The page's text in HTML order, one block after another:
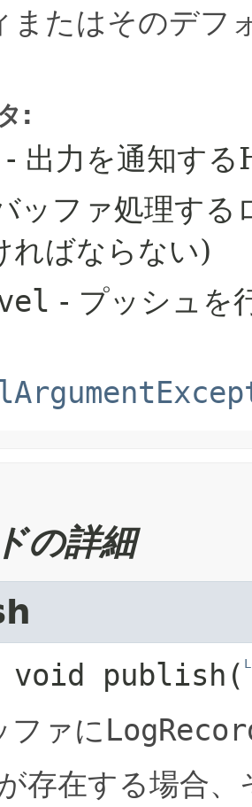
またはそのデフ
:
- 出力を通知す
ッファ処理する
ればならない)
- プッシュを
の詳細
void publish ​(
ファに
存在する場合、